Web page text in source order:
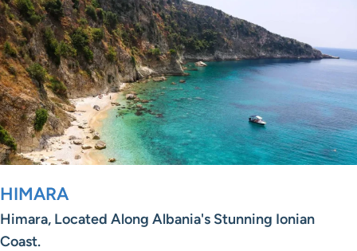
HIMARA
Himara, Located Along Albania's Stunning Ionian
Coast.